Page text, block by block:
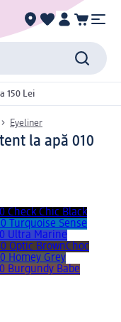
150 Lei
Eyeliner
la apă 010
Check Chic Black
Turquoise Sense
Ultra Marine
Optic BrownChoc
Homey Grey
Burgundy Babe